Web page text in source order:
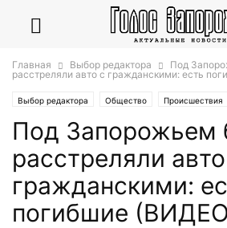
Главная Выбор редактора
Под
расстреляли авто с гражданскими: есть
Выбор редактора Общество Происшествия
Под Запорожьем
расстреляли
гражданскими:
погибшие